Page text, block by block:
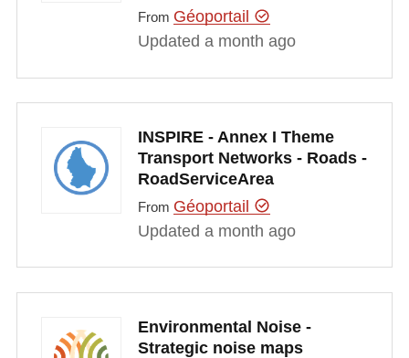
From Géoportail
Updated a month ago
INSPIRE - Annex I Theme
Transport Networks - Roads -
RoadServiceArea
From Géoportail
Updated a month ago
Environmental Noise -
Strategic noise maps